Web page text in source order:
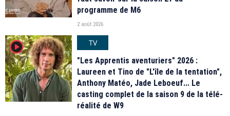
programme de M6
2 août 2026
player2
TV
"Les Apprentis aventuriers" 2026 :
Laureen et Tino de "L'île de la tentation",
Anthony Matéo, Jade Leboeuf... Le
casting complet de la saison 9 de la télé-
réalité de W9